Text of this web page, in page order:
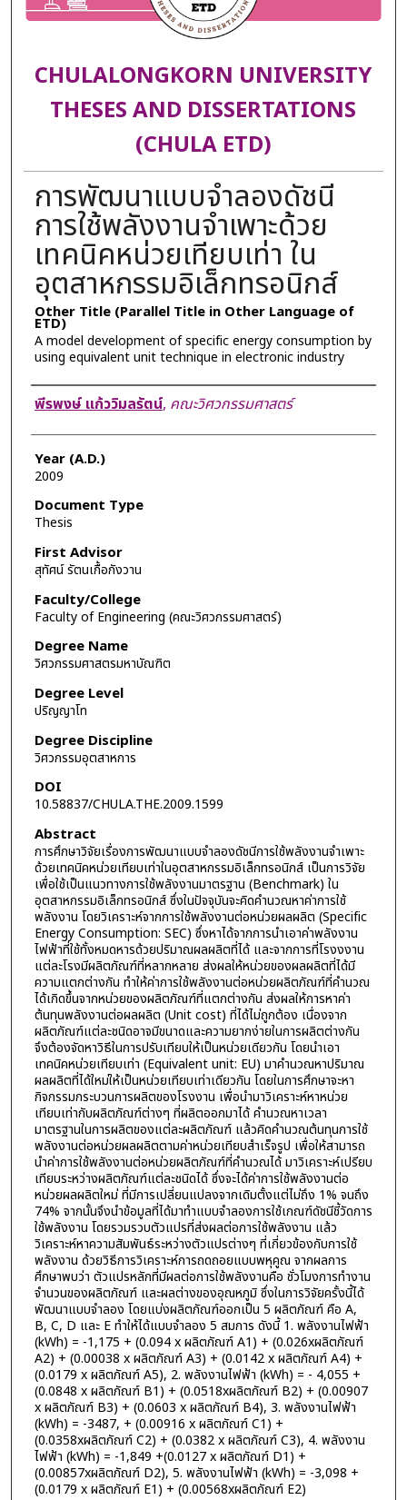
CHULALONGKORN UNIVERSITY
THESES AND DISSERTATIONS
(CHULA ETD)
การพัฒนาแบบจำลองดัชนี
การใช้พลังงานจำเพาะด้วย
เทคนิคหน่วยเทียบเท่า ใน
อุตสาหกรรมอิเล็กทรอนิกส์
Other Title (Parallel Title in Other Language of
ETD)
A model development of specific energy consumption by
using equivalent unit technique in electronic industry
Author
พีรพงษ์ แก้ววิมลรัตน์, คณะวิศวกรรมศาสตร์
Year (A.D.)
2009
Document Type
Thesis
First Advisor
สุทัศน์ รัตนเกื้อกังวาน
Faculty/College
Faculty of Engineering (คณะวิศวกรรมศาสตร์)
Degree Name
วิศวกรรมศาสตรมหาบัณฑิต
Degree Level
ปริญญาโท
Degree Discipline
วิศวกรรมอุตสาหการ
DOI
10.58837/CHULA.THE.2009.1599
Abstract
การศึกษาวิจัยเรื่องการพัฒนาแบบจำลองดัชนีการใช้พลังงานจำเพาะ
ด้วยเทคนิคหน่วยเทียบเท่าในอุตสาหกรรมอิเล็กทรอนิกส์ เป็นการวิจัย
เพื่อใช้เป็นแนวทางการใช้พลังงานมาตรฐาน (Benchmark) ใน
อุตสาหกรรมอิเล็กทรอนิกส์ ซึ่งในปัจจุบันจะคิดคำนวณหาค่าการใช้
พลังงาน โดยวิเคราะห์จากการใช้พลังงานต่อหน่วยผลผลิต (Specific
Energy Consumption: SEC) ซึ่งหาได้จากการนำเอาค่าพลังงาน
ไฟฟ้าที่ใช้ทั้งหมดหารด้วยปริมาณผลผลิตที่ได้ และจากการที่โรงงงาน
แต่ละโรงมีผลิตภัณฑ์ที่หลากหลาย ส่งผลให้หน่วยของผลผลิตที่ได้มี
ความแตกต่างกัน ทำให้ค่าการใช้พลังงานต่อหน่วยผลิตภัณฑ์ที่คำนวณ
ได้เกิดขึ้นจากหน่วยของผลิตภัณฑ์ที่แตกต่างกัน ส่งผลให้การหาค่า
ต้นทุนพลังงานต่อผลผลิต (Unit cost) ที่ได้ไม่ถูกต้อง เนื่องจาก
ผลิตภัณฑ์แต่ละชนิดอาจมีขนาดและความยากง่ายในการผลิตต่างกัน
จึงต้องจัดหาวิธีในการปรับเทียบให้เป็นหน่วยเดียวกัน โดยนำเอา
เทคนิคหน่วยเทียบเท่า (Equivalent unit: EU) มาคำนวณหาปริมาณ
ผลผลิตที่ได้ใหม่ให้เป็นหน่วยเทียบเท่าเดียวกัน โดยในการศึกษาจะหา
กิจกรรมกระบวนการผลิตของโรงงาน เพื่อนำมาวิเคราะห์หาหน่วย
เทียบเท่ากับผลิตภัณฑ์ต่างๆ ที่ผลิตออกมาได้ คำนวณหาเวลา
มาตรฐานในการผลิตของแต่ละผลิตภัณฑ์ แล้วคิดคำนวณต้นทุนการใช้
พลังงานต่อหน่วยผลผลิตตามค่าหน่วยเทียบสำเร็จรูป เพื่อให้สามารถ
นำค่าการใช้พลังงานต่อหน่วยผลิตภัณฑ์ที่คำนวณได้ มาวิเคราะห์เปรียบ
เทียบระหว่างผลิตภัณฑ์แต่ละชนิดได้ ซึ่งจะได้ค่าการใช้พลังงานต่อ
หน่วยผลผลิตใหม่ ที่มีการเปลี่ยนแปลงจากเดิมตั้งแต่ไม่ถึง 1% จนถึง
74% จากนั้นจึงนำข้อมูลที่ได้มาทำแบบจำลองการใช้เกณฑ์ดัชนีชี้วัดการ
ใช้พลังงาน โดยรวมรวบตัวแปรที่ส่งผลต่อการใช้พลังงาน แล้ว
วิเคราะห์หาความสัมพันธ์ระหว่างตัวแปรต่างๆ ที่เกี่ยวข้องกับการใช้
พลังงาน ด้วยวิธีการวิเคราะห์การถดถอยแบบพหุคูณ จากผลการ
ศึกษาพบว่า ตัวแปรหลักที่มีผลต่อการใช้พลังงานคือ ชั่วโมงการทำงาน
จำนวนของผลิตภัณฑ์ และผลต่างของอุณหภูมิ ซึ่งในการวิจัยครั้งนี้ได้
พัฒนาแบบจำลอง โดยแบ่งผลิตภัณฑ์ออกเป็น 5 ผลิตภัณฑ์ คือ A,
B, C, D และ E ทำให้ได้แบบจำลอง 5 สมการ ดังนี้ 1. พลังงานไฟฟ้า
(kWh) = -1,175 + (0.094 x ผลิตภัณฑ์ A1) + (0.026xผลิตภัณฑ์
A2) + (0.00038 x ผลิตภัณฑ์ A3) + (0.0142 x ผลิตภัณฑ์ A4) +
(0.0179 x ผลิตภัณฑ์ A5), 2. พลังงานไฟฟ้า (kWh) = - 4,055 +
(0.0848 x ผลิตภัณฑ์ B1) + (0.0518xผลิตภัณฑ์ B2) + (0.00907
x ผลิตภัณฑ์ B3) + (0.0603 x ผลิตภัณฑ์ B4), 3. พลังงานไฟฟ้า
(kWh) = -3487, + (0.00916 x ผลิตภัณฑ์ C1) +
(0.0358xผลิตภัณฑ์ C2) + (0.0382 x ผลิตภัณฑ์ C3), 4. พลังงาน
ไฟฟ้า (kWh) = -1,849 +(0.0127 x ผลิตภัณฑ์ D1) +
(0.00857xผลิตภัณฑ์ D2), 5. พลังงานไฟฟ้า (kWh) = -3,098 +
(0.0179 x ผลิตภัณฑ์ E1) + (0.00568xผลิตภัณฑ์ E2)